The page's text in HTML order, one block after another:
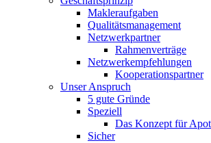
Makleraufgaben
Qualitätsmanagement
Netzwerkpartner
Rahmenverträge
Netzwerkempfehlungen
Kooperationspartner
Unser Anspruch
5 gute Gründe
Speziell
Das Konzept für
Sicher